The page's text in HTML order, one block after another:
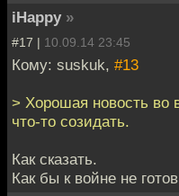
iHappy »
#17 | 10.09.14 23:45
Кому: suskuk, #13
> Хорошая новость во
что-то созидать.
Как сказать.
Как бы к войне не